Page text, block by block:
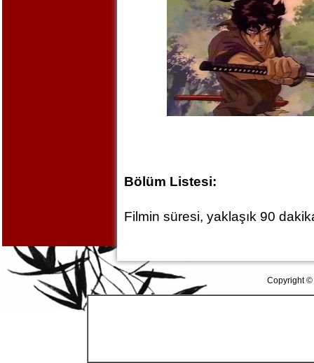
Bölüm Listesi:
Filmin süresi, yaklaşık 90
Copyright ©